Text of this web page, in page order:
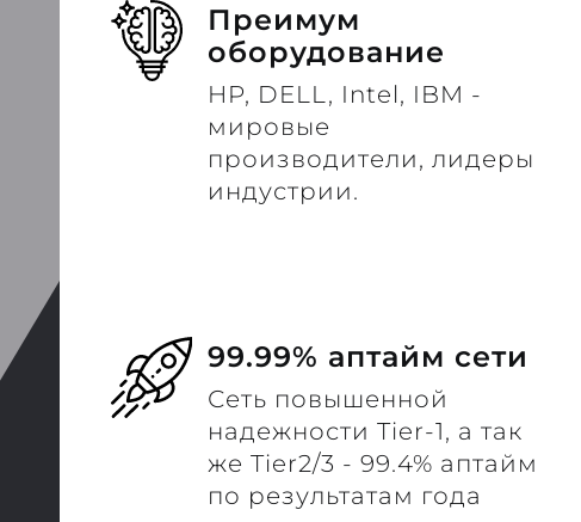
Преимум
оборудование
HP, DELL, Intel, IBM -
мировые
производители, лидеры
индустрии.
99.99% аптайм сети
Сеть повышенной
надежности Tier-1, а так
же Tier2/3 - 99.4% аптайм
по результатам года